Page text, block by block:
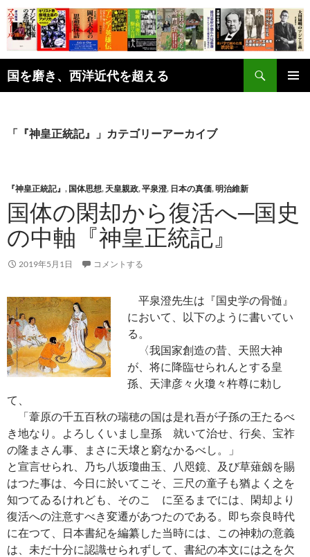
コ
ン
テ
ン
ツ
へ
国を磨き、西洋近代を超える
索
「『神皇正統記』」カテゴリーアーカイブ
『神皇正統記』 , 国体思想, 天皇親政,平泉澄, 日本の真価,明治維新
国体の閑却から復活へ─国史
の中軸『神皇正統記』
2019年5月1日 コメントする
平泉澄先生は『国史学の骨髄』
において、以下のように書いてい
る。
〈我国家創造の昔、天照大神
が、将に降臨せられんとする皇
孫、天津彦々火瓊々杵尊に勅し
て、
「葦原の千五百秋の瑞穂の国は是れ吾が子孫の王たるべ
き地なり。よろしくいまし皇孫 就いて治せ、行矣、宝祚
の隆まさん事、まさに天壌と窮なかるべし。」
と宣言せられ、乃ち八坂瓊曲玉、八咫鏡、及び草薙劔を賜
はつた事は、今日に於いてこそ、三尺の童子も猶よく之を
知つてゐるけれども、そのこゝに至るまでには、閑却より
復活への注意すべき変遷があつたのである。即ち奈良時代
に在つて、日本書紀を編纂した当時には、この神勅の意義
は、未だ十分に認識せられずして、書紀の本文には之を欠